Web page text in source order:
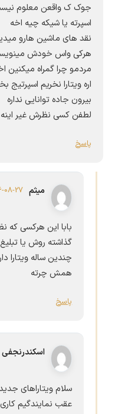
جوک ک واقعن معلوم
اسپرته یا شیکه چیه اخه
نقد های ماشین هارو
هرکی واس خودش
مردمو چرا گمراه میکنین
اره ویتارا نخریم اسپرتیج بخریم ۲۰۰ تومن .فقط
بیرون جاده توانایی نداره
لطفن کسی نظرش غیر
پاسخ
میثم 1396-08-27
بابا این هرکسی که
گذاشته روش یا
چندین ساله ویتارا
همش چرته
پاسخ
اسكندرنجفى
سلام ويتاراهاى
عقب نمايندگيم